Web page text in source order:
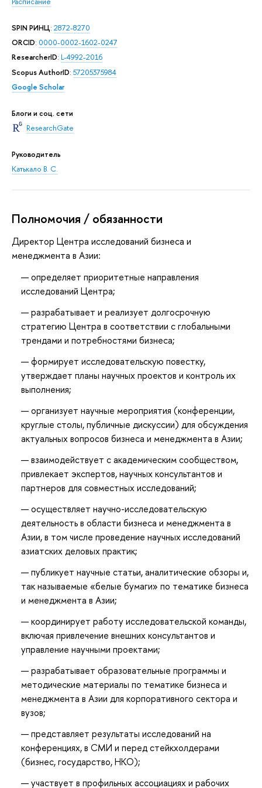
SPIN РИНЦ: 2872-8270
ORCID: 0000-0002-1602-0247
ResearcherID: L-4992-2016
Scopus AuthorID: 57205375984
Google Scholar
Блоги и соц. сети
ResearchGate
Руководитель
Катькало В. С.
Полномочия / обязанности
Директор Центра исследований бизнеса и
менеджмента в Азии:
определяет приоритетные направления
исследований Центра;
разрабатывает и реализует долгосрочную
стратегию Центра в соответствии с глобальными
трендами и потребностями бизнеса;
формирует исследовательскую повестку,
утверждает планы научных проектов и контроль их
выполнения;
организует научные мероприятия (конференции,
круглые столы, публичные дискуссии) для обсуждения
актуальных вопросов бизнеса и менеджмента в Азии;
взаимодействует с академическим сообществом,
привлекает экспертов, научных консультантов и
партнеров для совместных исследований;
осуществляет научно-исследовательскую
деятельность в области бизнеса и менеджмента в
Азии, в том числе проведение научных исследований
азиатских деловых практик;
публикует научные статьи, аналитические обзоры и,
так называемые «белые бумаги» по тематике бизнеса
и менеджмента в Азии;
координирует работу исследовательской команды,
включая привлечение внешних консультантов и
управление научными проектами;
разрабатывает образовательные программы и
методические материалы по тематике бизнеса и
менеджмента в Азии для корпоративного сектора и
вузов;
представляет результаты исследований на
конференциях, в СМИ и перед стейкхолдерами
(бизнес, государство, НКО);
участвует в профильных ассоциациях и рабочих